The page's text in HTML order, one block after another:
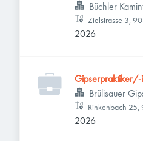
Büchler
Zielstrasse 3,
2026
Gipserpraktiker/-
Brülisauer
Rinkenbach
Schweiz
2026